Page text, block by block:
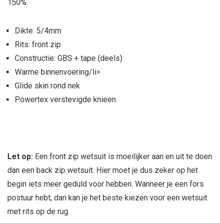
150%.
Dikte: 5/4mm
Rits: front zip
Constructie: GBS + tape (deels)
Warme binnenvoering/li>
Glide skin rond nek
Powertex verstevigde knieen
Let op: Een front zip wetsuit is moeilijker aan en uit te doen
dan een back zip wetsuit. Hier moet je dus zeker op het
begin iets meer geduld voor hebben. Wanneer je een fors
postuur hebt, dan kan je het beste kiezen voor een wetsuit
met rits op de rug.